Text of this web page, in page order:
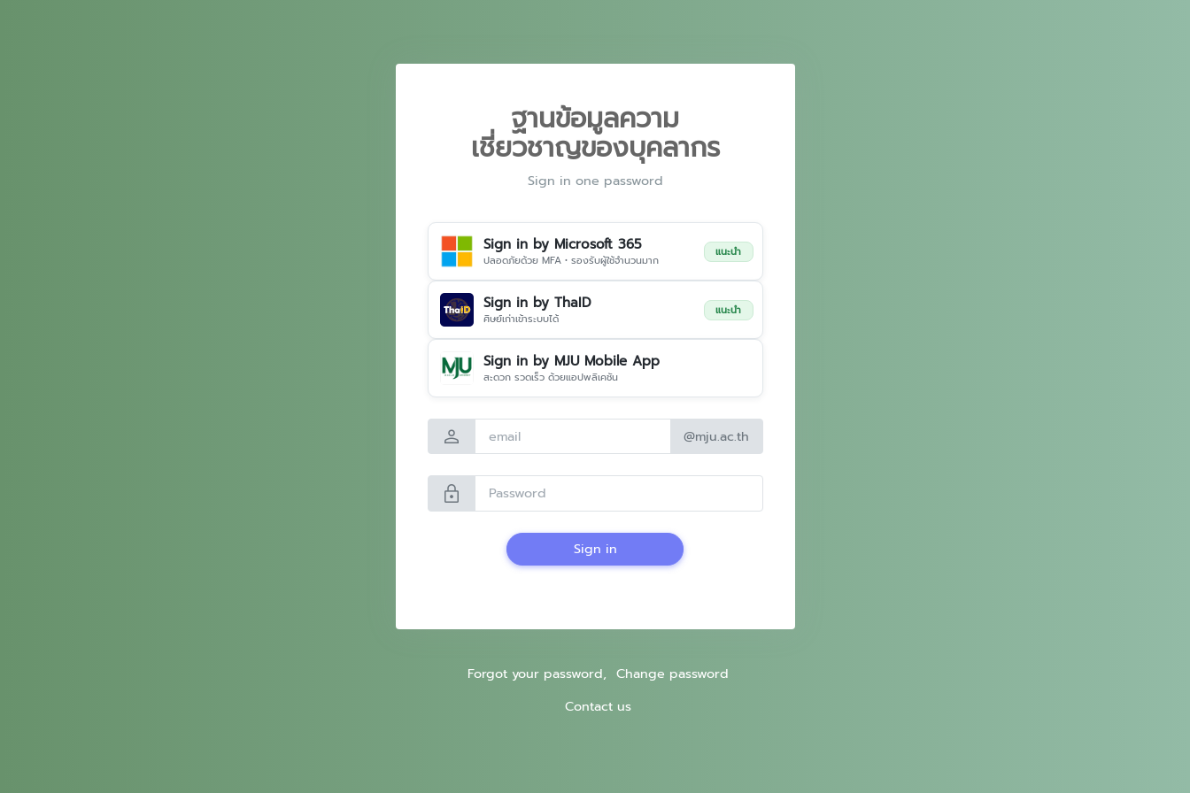
ฐานข้อมูลความ
เชี่ยวชาญของบุคลากร
Sign in one password
Sign in by Microsoft 365
ปลอดภัยด้วย MFA • รองรับผู้ใช้จำนวนมาก
แนะนำ
Sign in by ThaID
ศิษย์เก่าเข้าระบบได้
แนะนำ
Sign in by MJU Mobile App
สะดวก รวดเร็ว ด้วยแอปพลิเคชัน
person @mju.ac.th
lock
Sign in
Forgot your password, Change password
Contact us